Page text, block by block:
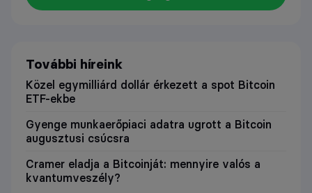
További híreink
Közel egymilliárd dollár érkezett a spot Bitcoin
ETF-ekbe
Gyenge munkaerőpiaci adatra ugrott a Bitcoin
augusztusi csúcsra
Cramer eladja a Bitcoinját: mennyire valós a
kvantumveszély?